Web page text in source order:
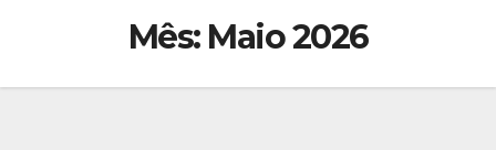
Mês: Maio 2026